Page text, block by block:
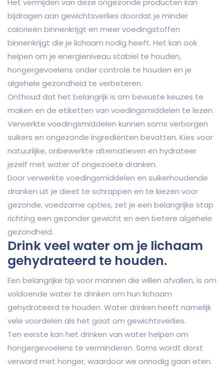
bijdragen aan gewichtsverlies doordat je minder
calorieën binnenkrijgt en meer voedingstoffen
binnenkrijgt die je lichaam nodig heeft. Het kan ook
helpen om je energieniveau stabiel te houden,
hongergevoelens onder controle te houden en je
algehele gezondheid te verbeteren.
Onthoud dat het belangrijk is om bewuste keuzes te
maken en de etiketten van voedingsmiddelen te lezen.
Verwerkte voedingsmiddelen kunnen soms verborgen
suikers en ongezonde ingrediënten bevatten. Kies voor
natuurlijke, onbewerkte alternatieven en hydrateer
jezelf met water of ongezoete dranken.
Door verwerkte voedingsmiddelen en suikerhoudende
dranken uit je dieet te schrappen en te kiezen voor
gezonde, voedzame opties, zet je een belangrijke stap
richting een gezonder gewicht en een betere algehele
gezondheid.
Drink veel water om je lichaam
gehydrateerd te houden.
Een belangrijke tip voor mannen die willen afvallen, is om
voldoende water te drinken om hun lichaam
gehydrateerd te houden. Water drinken heeft namelijk
vele voordelen als het gaat om gewichtsverlies.
Ten eerste kan het drinken van water helpen om
hongergevoelens te verminderen. Soms wordt dorst
verward met honger, waardoor we onnodig gaan eten.